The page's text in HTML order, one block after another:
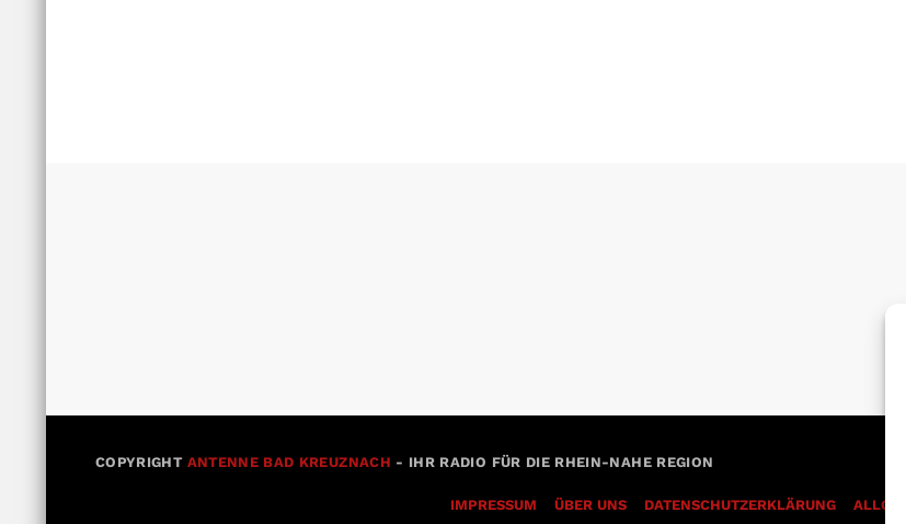
COPYRIGHT ANTENNE BAD KREUZNACH - IHR RADIO FÜR DIE RHEIN-NAHE REGION
IMPRESSUM ÜBER UNS DATENSCHUTZERKLÄRUNG